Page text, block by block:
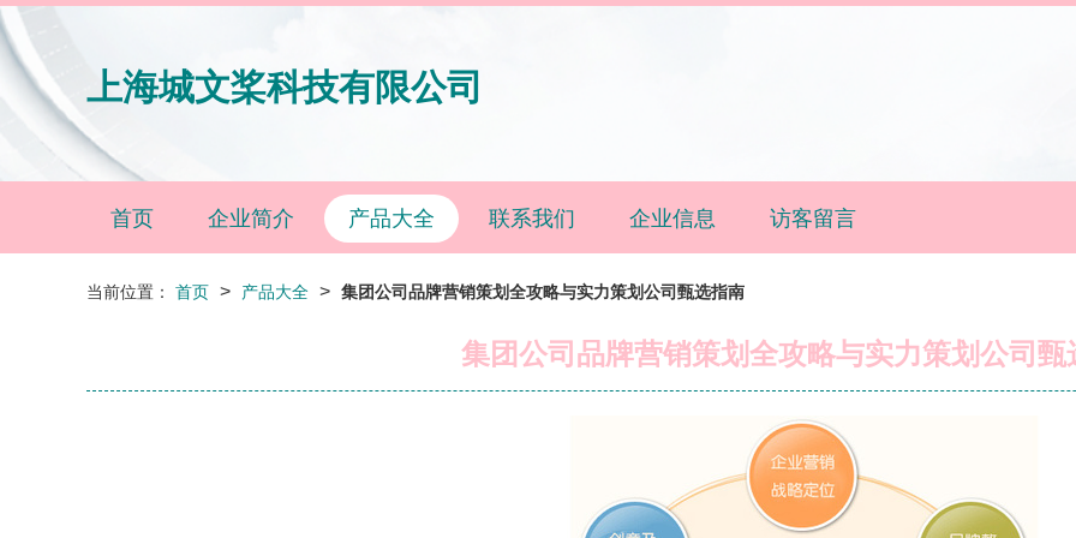
上海城文桨科技有限公司
首页 企业简介 产品大全 联系我们 企业信息 访客留言
当前位置： 首页 > 产品大全 > 集团公司品牌营销策划全攻略与实力策划公司甄选指南
集团公司品牌营销策划全攻略与实力策划公司甄